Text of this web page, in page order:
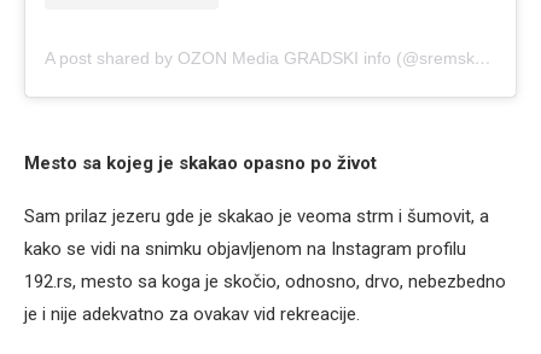
A post shared by OZON Media GRADSKI info (@sremskamitrovica.ozon)
Mesto sa kojeg je skakao opasno po život
Sam prilaz jezeru gde je skakao je veoma strm i šumovit, a
kako se vidi na snimku objavljenom na Instagram profilu
192.rs, mesto sa koga je skočio, odnosno, drvo, nebezbedno
je i nije adekvatno za ovakav vid rekreacije.